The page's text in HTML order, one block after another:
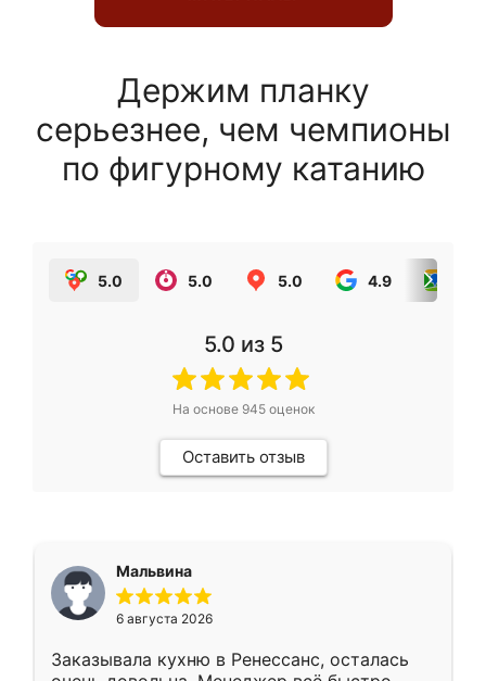
Держим планку
серьезнее, чем чемпионы
по фигурному катанию
5.0 5.0 5.0 4.9
5.0 из 5
На основе 945оценок
Оставить отзыв
Мальвина
6 августа 2026
Заказывала кухню в Ренессанс, осталась